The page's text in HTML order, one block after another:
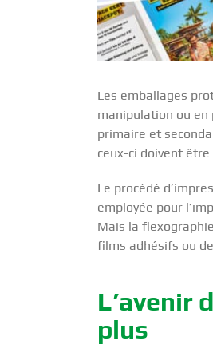
Les emballages
manipulation ou
primaire et
ceux-ci doivent
Le procédé
employée pour
Mais la
films adhésifs ou
L’avenir
plus